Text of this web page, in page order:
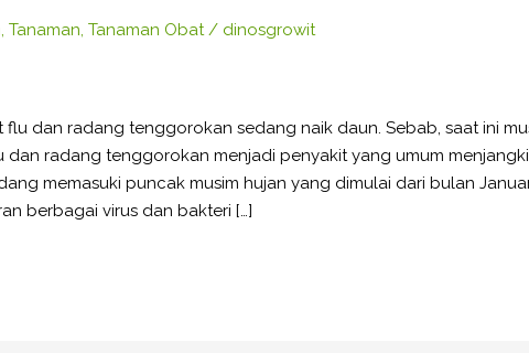
, Tanaman, Tanaman Obat/ dinosgrowit
dan radang tenggorokan sedang naik daun. Sebab, saat ini
dan radang tenggorokan menjadi penyakit yang umum
memasuki puncak musim hujan yang dimulai dari bulan
berbagai virus dan bakteri […]